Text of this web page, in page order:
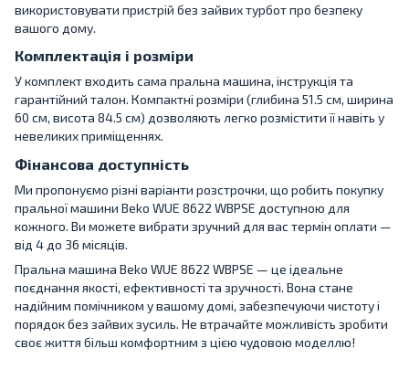
використовувати пристрій без зайвих турбот про безпеку
вашого дому.
Комплектація і розміри
У комплект входить сама пральна машина, інструкція та
гарантійний талон. Компактні розміри (глибина 51.5 см, ширина
60 см, висота 84.5 см) дозволяють легко розмістити її навіть у
невеликих приміщеннях.
Фінансова доступність
Ми пропонуємо різні варіанти розстрочки, що робить покупку
пральної машини Beko WUE 8622 WBPSE доступною для
кожного. Ви можете вибрати зручний для вас термін оплати —
від 4 до 36 місяців.
Пральна машина Beko WUE 8622 WBPSE — це ідеальне
поєднання якості, ефективності та зручності. Вона стане
надійним помічником у вашому домі, забезпечуючи чистоту і
порядок без зайвих зусиль. Не втрачайте можливість зробити
своє життя більш комфортним з цією чудовою моделлю!